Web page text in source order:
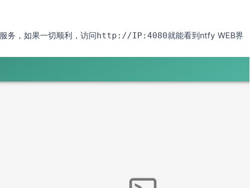
服务，如果一切顺利，访问http://IP:4080就能看到ntfy WEB界